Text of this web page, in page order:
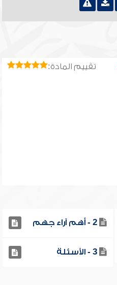
تقييم المادة:
2 - أهم آراء جهم
3 - الأسئلة